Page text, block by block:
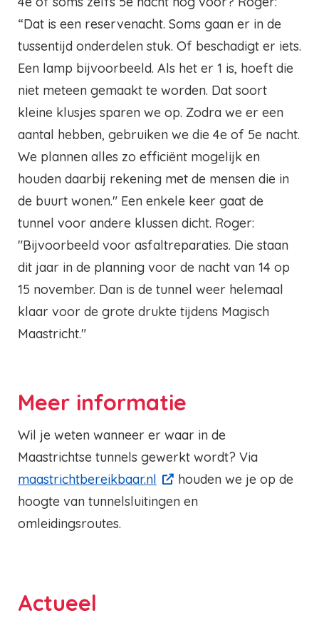
“Dat is een reservenacht. Soms gaan er in de
tussentijd onderdelen stuk. Of beschadigt er iets.
Een lamp bijvoorbeeld. Als het er 1 is, hoeft die
niet meteen gemaakt te worden. Dat soort
kleine klusjes sparen we op. Zodra we er een
aantal hebben, gebruiken we die 4e of 5e nacht.
We plannen alles zo efficiënt mogelijk en
houden daarbij rekening met de mensen die in
de buurt wonen." Een enkele keer gaat de
tunnel voor andere klussen dicht. Roger:
"Bijvoorbeeld voor asfaltreparaties. Die staan
dit jaar in de planning voor de nacht van 14 op
15 november. Dan is de tunnel weer helemaal
klaar voor de grote drukte tijdens Magisch
Maastricht."
Meer informatie
Wil je weten wanneer er waar in de
Maastrichtse tunnels gewerkt wordt? Via
maastrichtbereikbaar.nl
houden we je op de
hoogte van tunnelsluitingen en
omleidingsroutes.
Actueel